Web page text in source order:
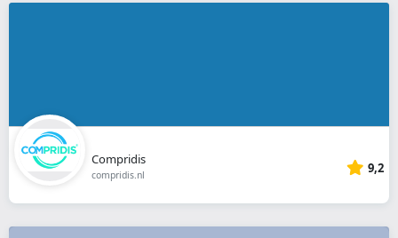
Compridis
compridis.nl 9,2